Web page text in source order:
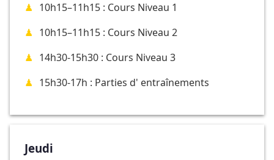
10h15–11h15 : Cours Niveau 1
10h15–11h15 : Cours Niveau 2
14h30-15h30 : Cours Niveau 3
15h30-17h : Parties d' entraînements
Jeudi